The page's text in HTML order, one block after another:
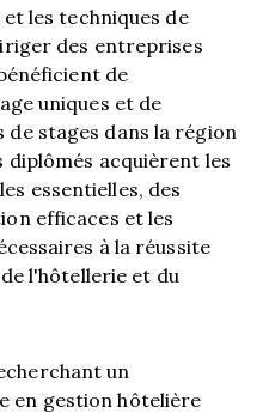
les techniques de
des entreprises
de
uniques et de
stages dans la région
acquièrent les
essentielles, des
efficaces et les
à la réussite
l'hôtellerie et du
un
en gestion hôtelière